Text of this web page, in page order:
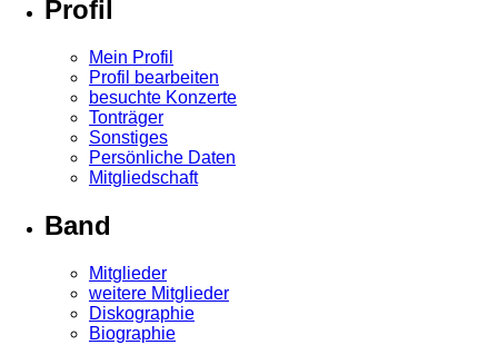
Profil
Mein Profil
Profil bearbeiten
besuchte Konzerte
Tonträger
Sonstiges
Persönliche Daten
Mitgliedschaft
Band
Mitglieder
weitere Mitglieder
Diskographie
Biographie